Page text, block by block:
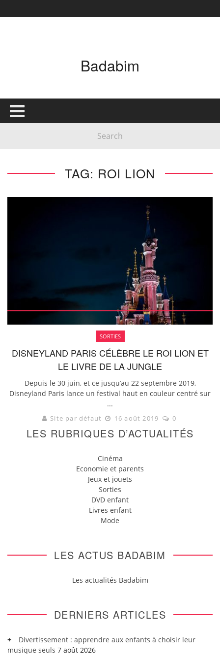
Badabim
TAG: ROI LION
SORTIES
DISNEYLAND PARIS CÉLÈBRE LE ROI LION ET
LE LIVRE DE LA JUNGLE
Depuis le 30 juin, et ce jusqu’au 22 septembre 2019,
Disneyland Paris lance un festival haut en couleur centré sur
...
Site par défaut 16 août 2019 0
LES RUBRIQUES D’ACTUALITÉS
Cinéma
Economie et parents
Jeux et jouets
Sorties
DVD enfant
Livres enfant
Mode
LES ACTUS BADABIM
Les actualités Badabim
DERNIERS ARTICLES
Divertissement : apprendre aux enfants à choisir leur
musique seuls 7 août 2026